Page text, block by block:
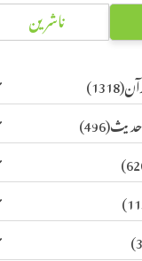
ناشرین
(1318)
(496)